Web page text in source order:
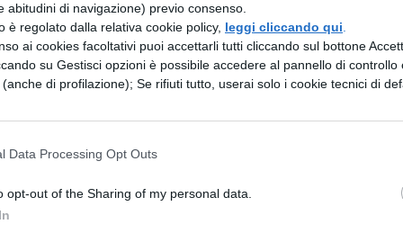
abitudini di navigazione) previo consenso.
è regolato dalla relativa cookie policy, leggi cliccando qui
ai cookies facoltativi puoi accettarli tutti cliccando sul bottone
su Gestisci opzioni è possibile accedere al pannello di controllo
di profilazione); Se rifiuti tutto, userai solo i cookie tecnici di
Data Processing Opt Outs
opt-out of the Sharing of my personal data.
Paracentrotus lividus conosciuta come “riccio
bisognaaprirlicon delle apposite forbici,
a quella della bocca, da lì potete tirare
quella commestibile.
il riccio di mare
mangiare del riccio perchè, vedendolo, sembra
che del riccio di mare si mangiano le